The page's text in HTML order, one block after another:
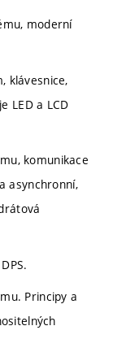
moderní
klávesnice,
LED a LCD
komunikace
asynchronní,
Principy a